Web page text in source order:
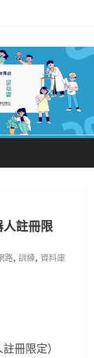
人註冊限
路,訓練,資料庫